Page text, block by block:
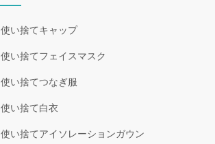
使い捨てキャップ
使い捨てフェイスマスク
使い捨てつなぎ服
使い捨て白衣
使い捨てアイソレーションガウン